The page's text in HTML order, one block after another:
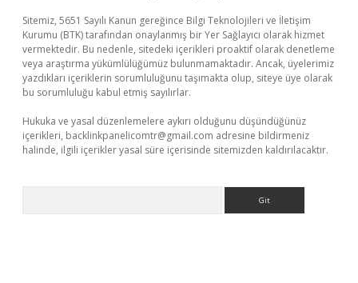
Sitemiz, 5651 Sayılı Kanun gereğince Bilgi Teknolojileri ve İletişim
Kurumu (BTK) tarafından onaylanmış bir Yer Sağlayıcı olarak hizmet
vermektedir. Bu nedenle, sitedeki içerikleri proaktif olarak denetleme
veya araştırma yükümlülüğümüz bulunmamaktadır. Ancak, üyelerimiz
yazdıkları içeriklerin sorumluluğunu taşımakta olup, siteye üye olarak
bu sorumluluğu kabul etmiş sayılırlar.
Hukuka ve yasal düzenlemelere aykırı olduğunu düşündüğünüz
içerikleri, backlinkpanelicomtr@gmail.com adresine bildirmeniz
halinde, ilgili içerikler yasal süre içerisinde sitemizden kaldırılacaktır.